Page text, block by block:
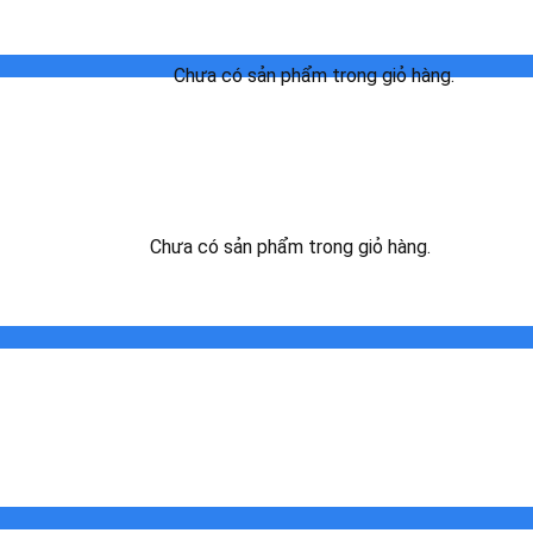
Chưa có sản phẩm trong giỏ hàng.
Chưa có sản phẩm trong giỏ hàng.